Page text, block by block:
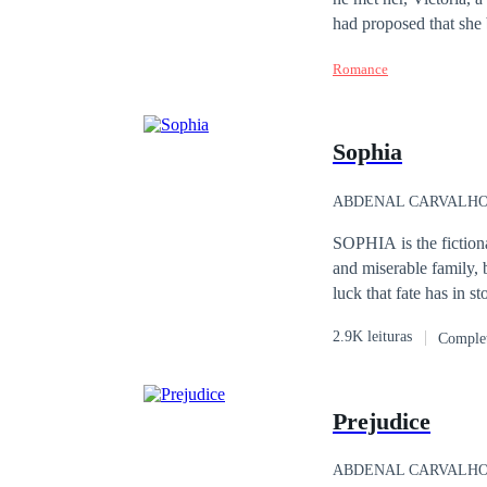
had proposed that
manage to stay by
Romance
Sophia
ABDENAL
SOPHIA is the
and miserable family,
luck that fate has in
another woman,
accident. He goes
arises from that
2.9K leituras
Prejudice
ABDENAL